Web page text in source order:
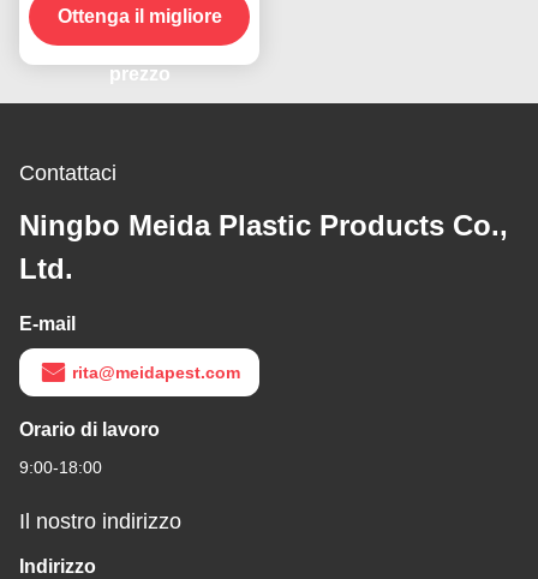
appeso Insetti
repellente Ventilatore
per tavoli
Ottenga il migliore
prezzo
Contattaci
Ningbo Meida Plastic Products Co.,
Ltd.
E-mail
rita@meidapest.com
Orario di lavoro
9:00-18:00
Il nostro indirizzo
Indirizzo